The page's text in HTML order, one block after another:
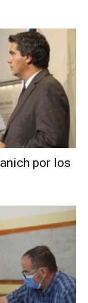
por los